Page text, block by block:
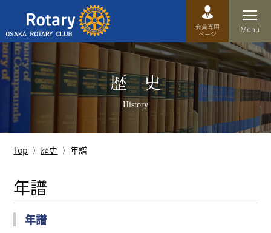
Top
卓話
クラブ概要
運営方針
歴史
歴 史
History
Top 歴史 年譜
年譜
年譜